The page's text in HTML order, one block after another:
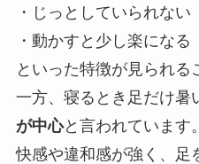
・じっとしていられない
・動かすと少し楽になる
といった特徴が見られる
一方、寝るとき足だけ暑
が中心と言われています
快感や違和感が強く、足